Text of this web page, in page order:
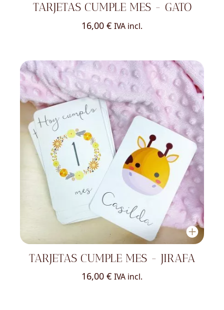
TARJETAS CUMPLE MES - GATO
16,00 € IVA incl.
TARJETAS CUMPLE MES - JIRAFA
16,00 € IVA incl.